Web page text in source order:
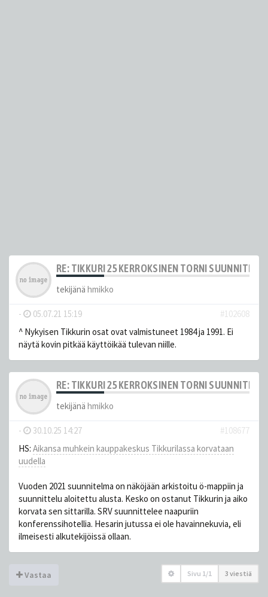
RE: TIKKURI 25 KERROKSINEN TORNI
tekijänä hmikko
- 05.07.21 15:19
#102608
^ Nykyisen Tikkurin osat ovat valmistuneet 1984 ja 1991. Ei
näytä kovin pitkää käyttöikää tulevan niille.
RE: TIKKURI 25 KERROKSINEN TORNI
tekijänä hmikko
- 30.10.25 14:27
#108677
HS: Aikansa muhkein kauppakeskus Tikkurilassa korvataan
uudella
Vuoden 2021 suunnitelma on näköjään arkistoitu ö-mappiin ja
suunnittelu aloitettu alusta. Kesko on ostanut Tikkurin ja aiko
korvata sen sittarilla. SRV suunnittelee naapuriin
konferenssihotellia. Hesarin jutussa ei ole havainnekuvia, eli
ilmeisesti alkutekijöissä ollaan.
Vastaa Sivu 1 /1 3 viestiä